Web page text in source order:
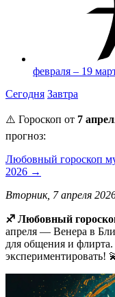
февраля – 19
Сегодня Завтра
⚠️ Гороскоп от 7
прогноз:
Любовный гороскоп
2026 →
Вторник, 7 апреля
♐ Любовный
апреля — Венера в
для общения и
экспериментировать!